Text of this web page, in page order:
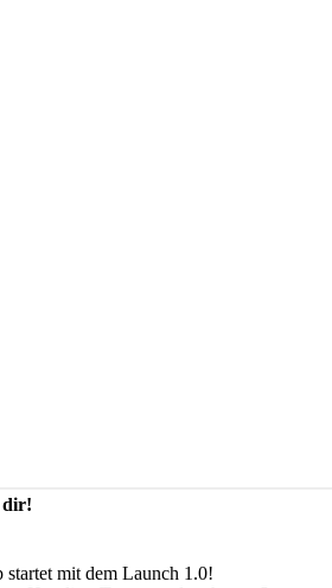
dir!
mit dem Launch 1.0!